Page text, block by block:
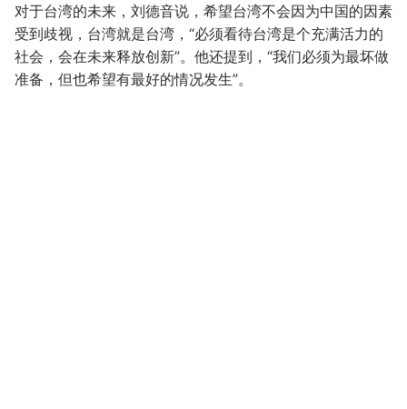
对于台湾的未来，刘德音说，希望台湾不会因为中国的因素
受到歧视，台湾就是台湾，“必须看待台湾是个充满活力的
社会，会在未来释放创新”。他还提到，“我们必须为最坏做
准备，但也希望有最好的情况发生”。